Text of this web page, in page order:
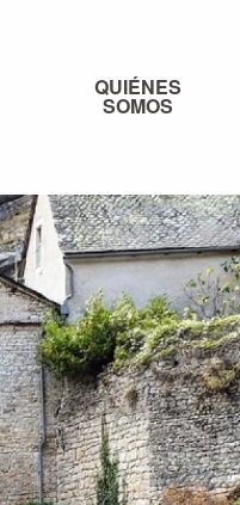
QUIÉNES
SOMOS